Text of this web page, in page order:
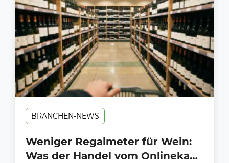
BRANCHEN-NEWS
Weniger Regalmeter für Wein:
Was der Handel vom Onlinekauf